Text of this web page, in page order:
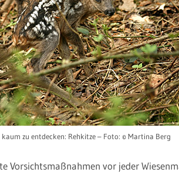
kaum zu entdecken: Rehkitze – Foto: © Martina Berg
Vorsichtsmaßnahmen vor jeder